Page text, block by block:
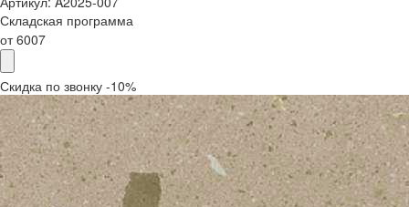
Складская программа
от6007
Скидка по звонку -10%